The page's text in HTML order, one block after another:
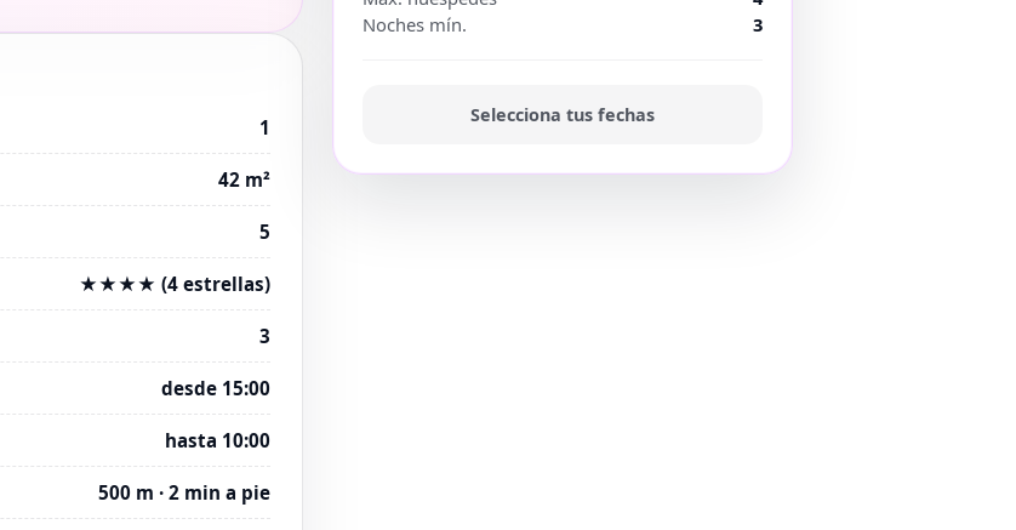
1
42 m²
5
★★★★ (4 estrellas)
3
desde 15:00
hasta 10:00
500 m · 2 min a pie
Noches mín.
3
Selecciona tus fechas